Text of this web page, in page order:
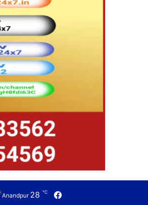
Facebook
Anandpur 28 ℃